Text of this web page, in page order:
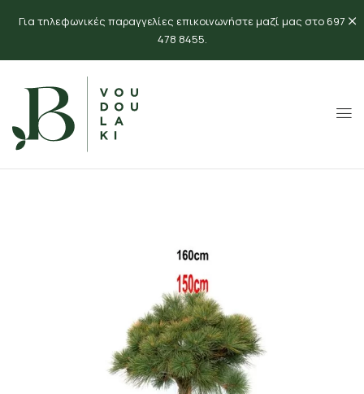
Για τηλεφωνικές παραγγελίες επικοινωνήστε μαζί μας στο 697
478 8455.